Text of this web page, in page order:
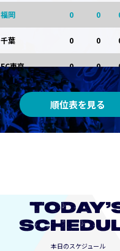
福岡 0 0
千葉 0 0
FC東京 0 0
東京Ｖ 0 0
川崎Ｆ 0 0
順位表を見る
本日のスケジュール